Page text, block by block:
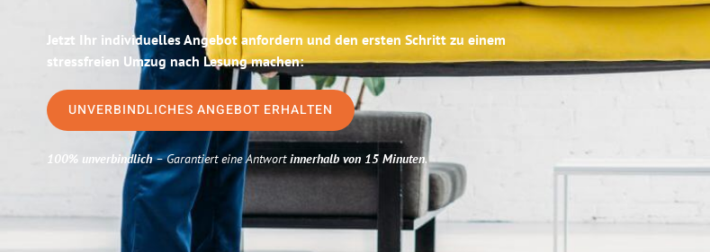
Jetzt Ihr individuelles Angebot anfordern und den ersten Schritt zu einem
stressfreien Umzug nach Lesung machen:
UNVERBINDLICHES ANGEBOT ERHALTEN
100% unverbindlich– Garantiert eine Antwortinnerhalb von 15 Minuten.